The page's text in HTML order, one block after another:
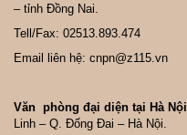
– tỉnh Đồng Nai.
Tell/Fax: 02513.893.474
Email liên hệ: cnpn@z115.vn
Văn phòng đại diện tại Hà Nội
Linh – Q. Đống Đai – Hà Nội.